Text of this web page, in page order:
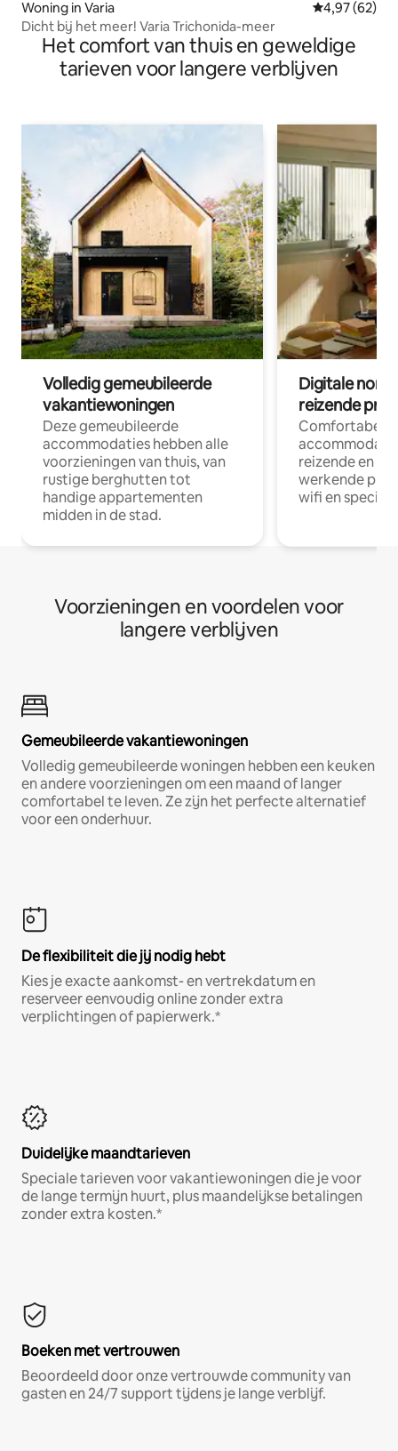
Woning in Varia Gemiddelde
4,97 (62)
Dicht bij het meer! Varia Trichonida-meer
Het comfort van thuis en geweldige
tarieven voor langere verblijven
Volledig gemeubileerde
vakantiewoningen
Deze gemeubileerde
accommodaties hebben alle
voorzieningen van thuis, van
rustige berghutten tot
handige appartementen
midden in de stad.
Digitale
reizende
Comfortabele
reizende en
werkende
wifi en
Voorzieningen en voordelen voor
langere verblijven
Gemeubileerde vakantiewoningen
Volledig gemeubileerde woningen hebben een keuken
en andere voorzieningen om een maand of langer
comfortabel te leven. Ze zijn het perfecte alternatief
voor een onderhuur.
De flexibiliteit die jij nodig hebt
Kies je exacte aankomst- en vertrekdatum en
reserveer eenvoudig online zonder extra
verplichtingen of papierwerk.*
Duidelijke maandtarieven
Speciale tarieven voor vakantiewoningen die je voor
de lange termijn huurt, plus maandelijkse betalingen
zonder extra kosten.*
Boeken met vertrouwen
Beoordeeld door onze vertrouwde community van
gasten en 24/7 support tijdens je lange verblijf.